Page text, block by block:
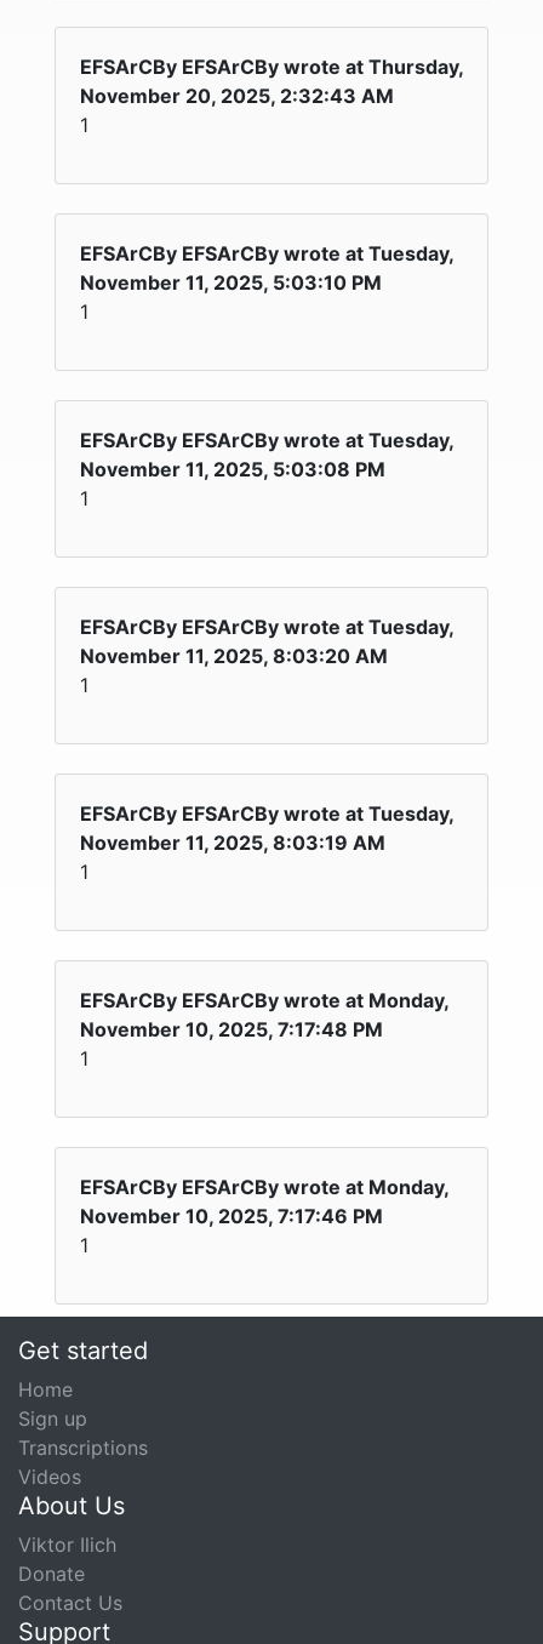
EFSArCBy EFSArCBy wrote at Thursday,
November 20, 2025, 2:32:43 AM
1
EFSArCBy EFSArCBy wrote at Tuesday,
November 11, 2025, 5:03:10 PM
1
EFSArCBy EFSArCBy wrote at Tuesday,
November 11, 2025, 5:03:08 PM
1
EFSArCBy EFSArCBy wrote at Tuesday,
November 11, 2025, 8:03:20 AM
1
EFSArCBy EFSArCBy wrote at Tuesday,
November 11, 2025, 8:03:19 AM
1
EFSArCBy EFSArCBy wrote at Monday,
November 10, 2025, 7:17:48 PM
1
EFSArCBy EFSArCBy wrote at Monday,
November 10, 2025, 7:17:46 PM
1
Get started
Home
Sign up
Transcriptions
Videos
About Us
Viktor Ilich
Donate
Contact Us
Support